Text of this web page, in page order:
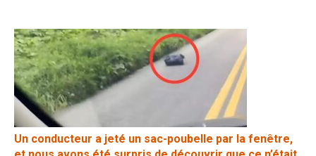
Un conducteur a jeté un sac-poubelle par la fenêtre,